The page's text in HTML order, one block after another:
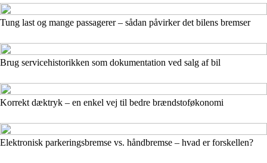
Tung last og mange passagerer – sådan påvirker det bilens bremser
Brug servicehistorikken som dokumentation ved salg af bil
Korrekt dæktryk – en enkel vej til bedre brændstoføkonomi
Elektronisk parkeringsbremse vs. håndbremse – hvad er forskellen?